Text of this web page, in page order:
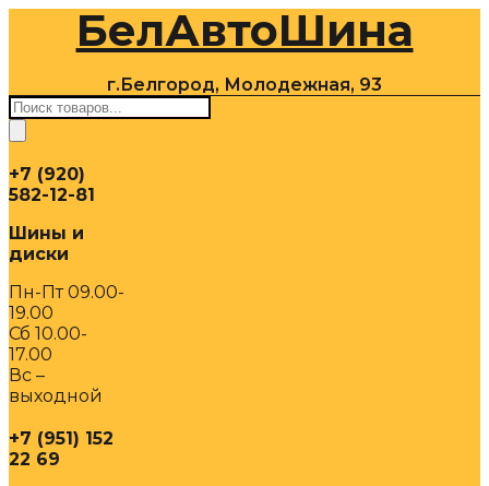
содержимомуБелАвтоШина
г.Белгород, Молодежная, 93
Поиск
товаров
+7 (920)
582-12-81
Шины и
диски
Пн-Пт 09.00-
19.00
Сб 10.00-
17.00
Вс –
выходной
+7 (951) 152
22 69